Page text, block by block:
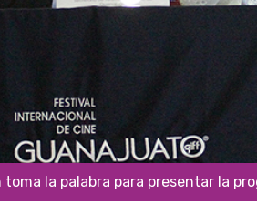
toma la palabra para presentar la